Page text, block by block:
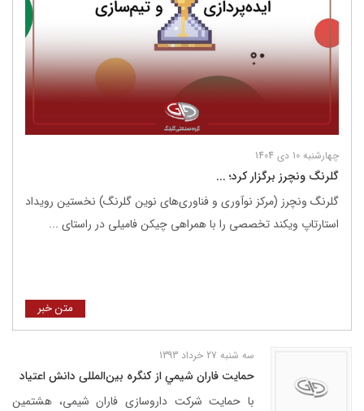
چهارشنبه 10 دی 1404
گلرنگ ونچرز برگزار کرد؛ ...
گلرنگ ونچرز (مرکز نوآوری و فناوری‌های نوین گلرنگ) نخستین رویداد
استارتاپ ویکند تخصصی را با همراهی چیکن فامیلی در راستای ...
متن خبر
سه شنبه 27 خرداد 1393
حمايت فاران شيمي از كنگره بین‌المللی دانش اعتیاد
با حمایت شرکت داروسازی فاران شیمی، هشتمین